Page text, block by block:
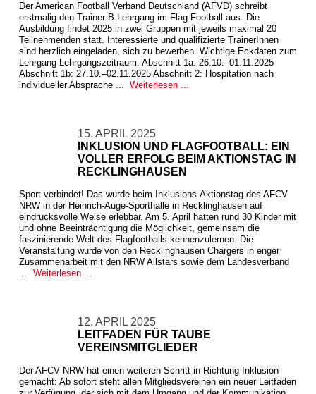
Der American Football Verband Deutschland (AFVD) schreibt
erstmalig den Trainer B-Lehrgang im Flag Football aus. Die
Ausbildung findet 2025 in zwei Gruppen mit jeweils maximal 20
Teilnehmenden statt. Interessierte und qualifizierte TrainerInnen
sind herzlich eingeladen, sich zu bewerben. Wichtige Eckdaten zum
Lehrgang Lehrgangszeitraum: Abschnitt 1a: 26.10.–01.11.2025
Abschnitt 1b: 27.10.–02.11.2025 Abschnitt 2: Hospitation nach
individueller Absprache ... Weiterlesen ...
15. APRIL 2025
INKLUSION UND FLAGFOOTBALL: EIN
VOLLER ERFOLG BEIM AKTIONSTAG IN
RECKLINGHAUSEN
Sport verbindet! Das wurde beim Inklusions-Aktionstag des AFCV
NRW in der Heinrich-Auge-Sporthalle in Recklinghausen auf
eindrucksvolle Weise erlebbar. Am 5. April hatten rund 30 Kinder mit
und ohne Beeinträchtigung die Möglichkeit, gemeinsam die
faszinierende Welt des Flagfootballs kennenzulernen. Die
Veranstaltung wurde von den Recklinghausen Chargers in enger
Zusammenarbeit mit den NRW Allstars sowie dem Landesverband
... Weiterlesen ...
12. APRIL 2025
LEITFADEN FÜR TAUBE
VEREINSMITGLIEDER
Der AFCV NRW hat einen weiteren Schritt in Richtung Inklusion
gemacht: Ab sofort steht allen Mitgliedsvereinen ein neuer Leitfaden